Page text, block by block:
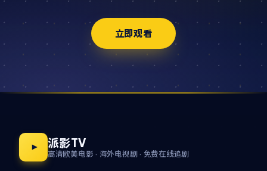
立即观看
派影TV
高清欧美电影 · 海外电视剧 · 免费在线追剧